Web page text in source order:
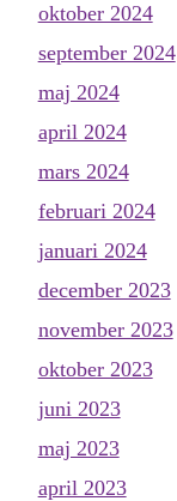
oktober 2024
september 2024
maj 2024
april 2024
mars 2024
februari 2024
januari 2024
december 2023
november 2023
oktober 2023
juni 2023
maj 2023
april 2023